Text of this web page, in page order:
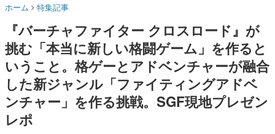
名作ゲームクリエイターの方々に製作時のエピソードをお
きます。
赫本
この物語を解いてはいけない。『赫本』は、〈試験問題〉
の形をした短編ホラー小説集です。
新世代に訊く
これからのデジタルゲーム市場を担う若きクリエイター達
月10日まで
ホーム 特集記事
『バーチャファイター クロスロード』が
挑む「本当に新しい格闘ゲーム」を作ると
いうこと。格ゲーとアドベンチャーが融合
した新ジャンル「ファイティングアドベ
ンチャー」を作る挑戦。SGF現地プレゼン
レポ